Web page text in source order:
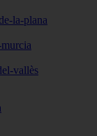
la-plana
vallès